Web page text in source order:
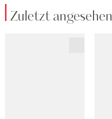
Zuletzt angesehen